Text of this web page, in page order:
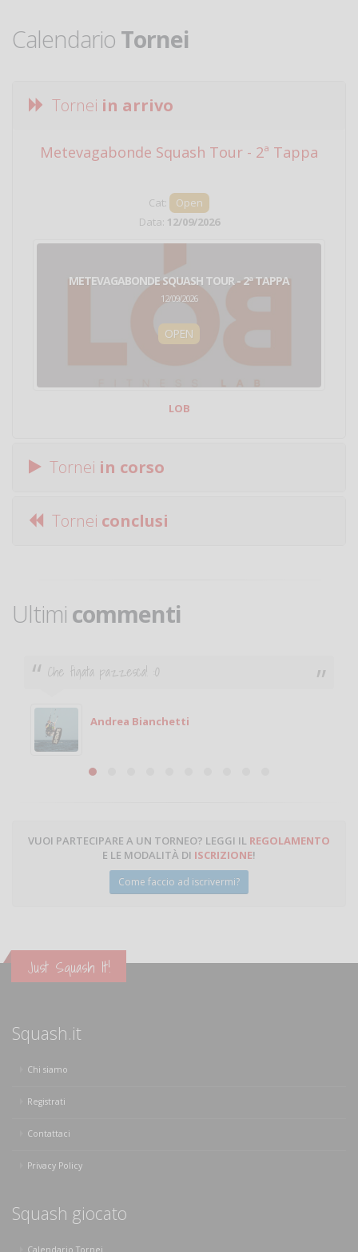
Calendario Tornei
Tornei in arrivo
Metevagabonde Squash Tour - 2ª Tappa
Cat:
Open
Data: 12/09/2026
METEVAGABONDE SQUASH TOUR - 2ª TAPPA
12/09/2026
OPEN
LOB
Tornei in corso
Tornei conclusi
Ultimi commenti
Che figata pazzesca! :O
Andrea Bianchetti
VUOI PARTECIPARE A UN TORNEO? LEGGI IL REGOLAMENTO
E LE MODALITÀ DI ISCRIZIONE!
Come faccio ad iscrivermi?
Just Squash It!
Squash.it
Chi siamo
Registrati
Contattaci
Privacy Policy
Squash giocato
Calendario Tornei